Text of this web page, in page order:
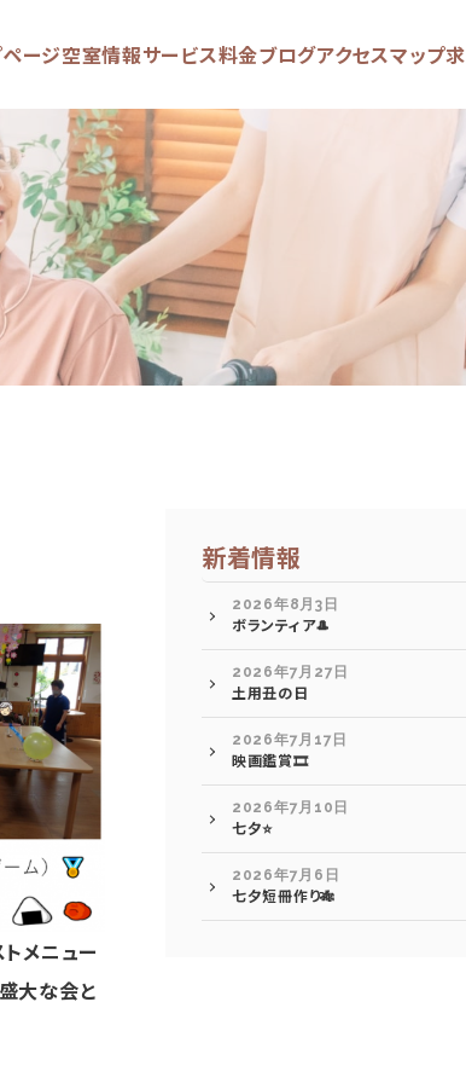
ージ空室情報サービス料金ブログアクセスマップ
メニュー
大な会と
新着情報
2026年8月3日
ボランティア🎩
2026年7月27日
土用丑の日
2026年7月17日
映画鑑賞🎞️
2026年7月10日
七夕⭐
2026年7月6日
七夕短冊作り🎋